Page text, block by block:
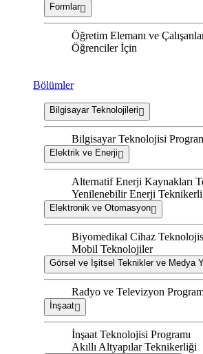
Formlar
Öğretim Elemanı ve
Öğrenciler İçin
Bölümler
Bilgisayar Teknolojileri
Bilgisayar Teknolojisi
Elektrik ve Enerji
Alternatif Enerji Kaynakları
Yenilenebilir Enerji
Elektronik ve Otomasyon
Biyomedikal Cihaz
Mobil Teknolojiler
Görsel ve İşitsel Teknikler ve Medya
Radyo ve Televizyon
İnşaat
İnşaat Teknolojisi Programı
Akıllı Altyapılar Teknikerliği